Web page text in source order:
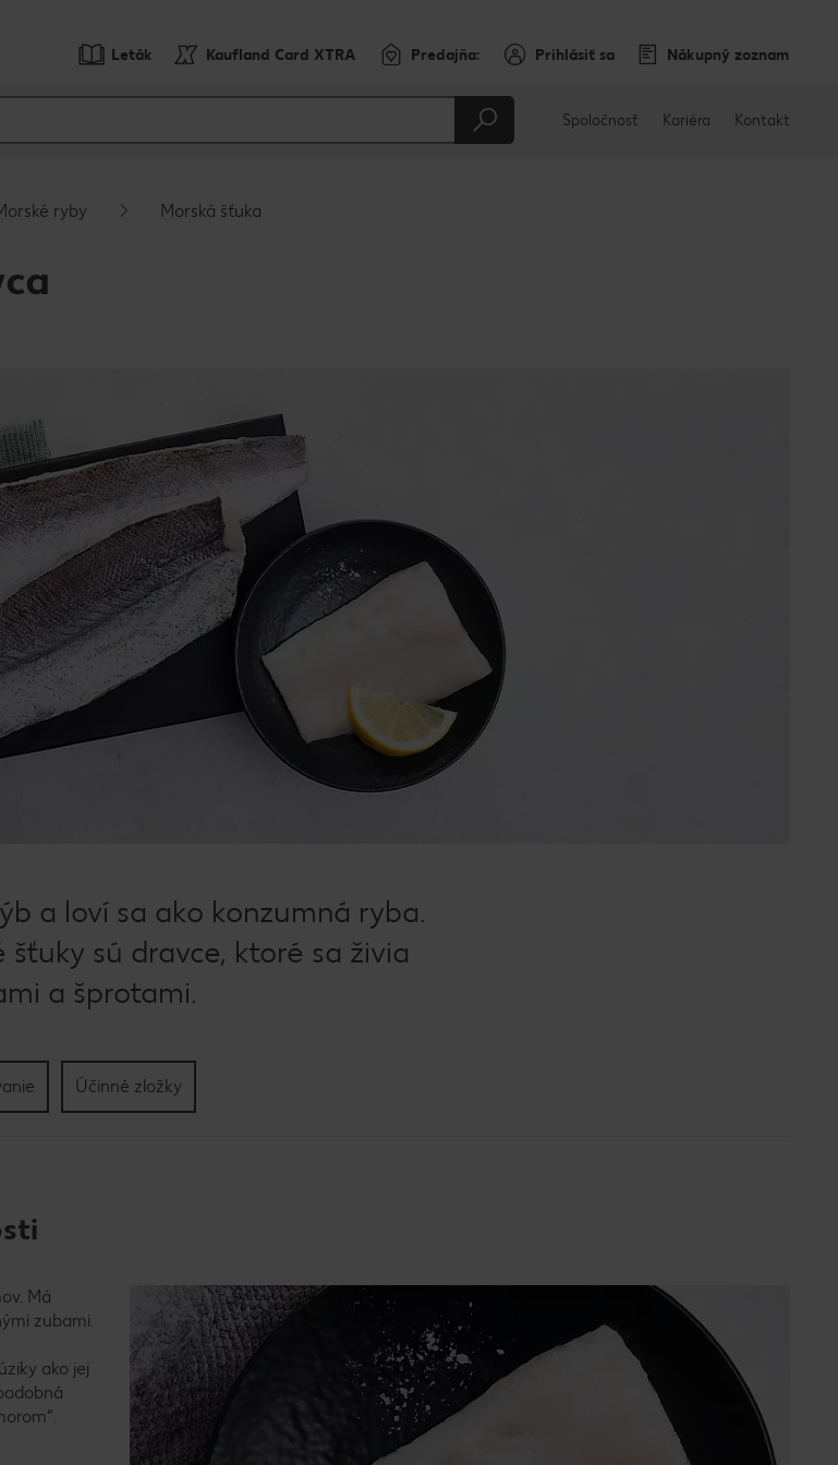
Leták Kaufland Card XTRA Predajňa: Prihlásiť sa Nákupný zoznam
Spoločnosť Kariéra Kontakt
ryby Morská šťuka
a loví sa ako konzumná ryba.
šťuky sú dravce, ktoré sa živia
a šprotami.
Účinné zložky
Má
zubami.
ako jej